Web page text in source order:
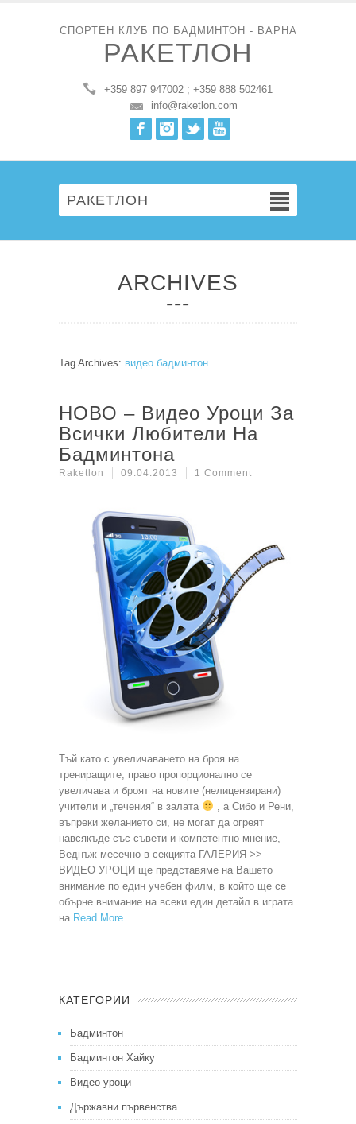
СПОРТЕН КЛУБ ПО БАДМИНТОН - ВАРНА
РАКЕТЛОН
+359 897 947002 ; +359 888 502461
info@raketlon.com
FacebookInstagram
Twitter
РАКЕТЛОН
ARCHIVES
Tag Archives: видео бадминтон
НОВО – Видео Уроци За
Всички Любители На
Бадминтона
Raketlon 09.04.2013 1 Comment
Тъй като с увеличаването на броя на
трениращите, право пропорционално се
увеличава и броят на новите (нелицензирани)
учители и „течения“ в залата
, а Сибо и Рени,
въпреки желанието си, не могат да огреят
навсякъде със съвети и компетентно мнение,
Веднъж месечно в секцията ГАЛЕРИЯ >>
ВИДЕО УРОЦИ ще представяме на Вашето
внимание по един учебен филм, в който ще се
обърне внимание на всеки един детайл в играта
на Read More
КАТЕГОРИИ
Бадминтон
Бадминтон Хайку
Видео уроци
Държавни първенства